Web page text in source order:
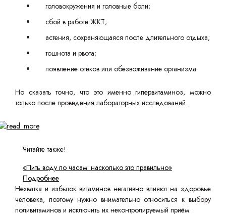
головокружения и головные боли;
сбой в работе ЖКТ;
астения, сохраняющаяся после длительного отдыха;
тошнота и рвота;
появление отёков или обезвоживание организма.
Но сказать точно, что это именно гипервитаминоз, можно
только после проведения лабораторных исследований.
Читайте также!
«Пить воду по часам: насколько это правильно»
Подробнее
Нехватка и избыток витаминов негативно влияют на здоровье
человека, поэтому нужно внимательно относиться к выбору
поливитаминов и исключить их неконтролируемый приём.